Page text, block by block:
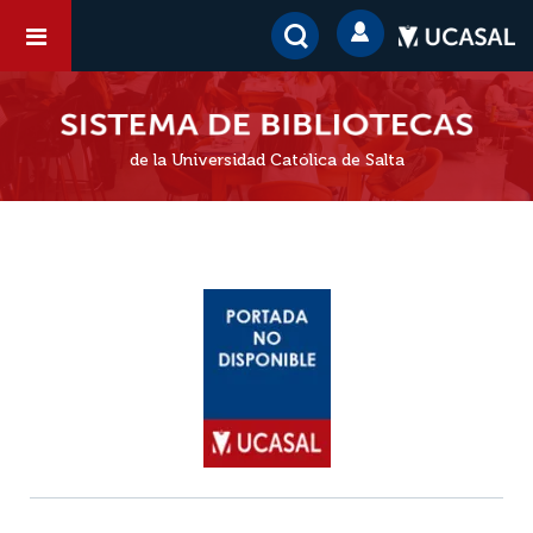
de la Universidad Católica de Salta